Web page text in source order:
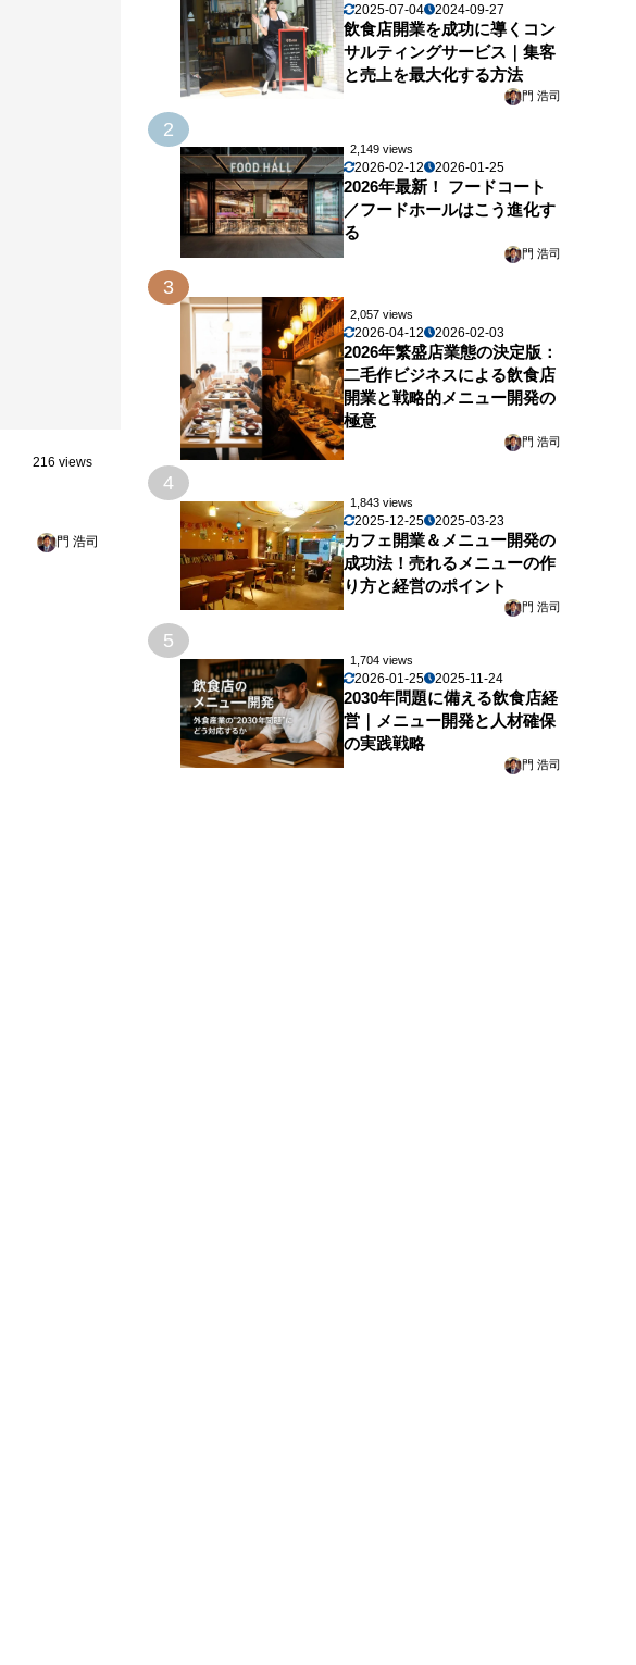
216 views
門 浩司
2025-07-04 2024-09-27
飲食店開業を成功に導くコン
サルティングサービス｜集客
と売上を最大化する方法
門 浩司
2
2,149 views
2026-02-12 2026-01-25
2026年最新！ フードコート
／フードホールはこう進化す
る
門 浩司
3
2,057 views
2026-04-12 2026-02-03
2026年繁盛店業態の決定版：
二毛作ビジネスによる飲食店
開業と戦略的メニュー開発の
極意
門 浩司
4
1,843 views
2025-12-25 2025-03-23
カフェ開業＆メニュー開発の
成功法！売れるメニューの作
り方と経営のポイント
門 浩司
5
1,704 views
2026-01-25 2025-11-24
2030年問題に備える飲食店経
営｜メニュー開発と人材確保
の実践戦略
門 浩司